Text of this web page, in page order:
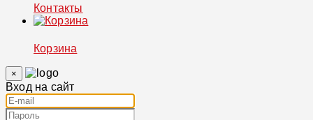
Контакты
Корзина
×
Вход на сайт